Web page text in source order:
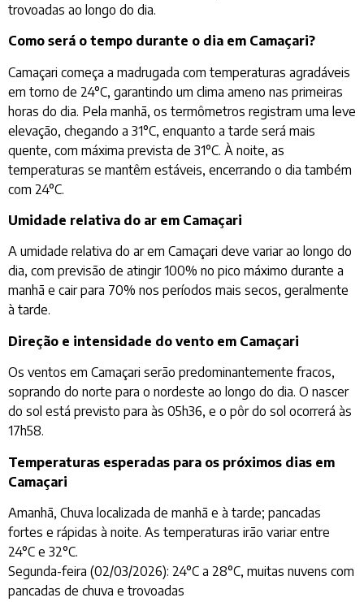
trovoadas ao longo do dia.
Como será o tempo durante o dia em Camaçari?
Camaçari começa a madrugada com temperaturas agradáveis
em torno de 24°C, garantindo um clima ameno nas primeiras
horas do dia. Pela manhã, os termômetros registram uma leve
elevação, chegando a 31°C, enquanto a tarde será mais
quente, com máxima prevista de 31°C. À noite, as
temperaturas se mantêm estáveis, encerrando o dia também
com 24°C.
Umidade relativa do ar em Camaçari
A umidade relativa do ar em Camaçari deve variar ao longo do
dia, com previsão de atingir 100% no pico máximo durante a
manhã e cair para 70% nos períodos mais secos, geralmente
à tarde.
Direção e intensidade do vento em Camaçari
Os ventos em Camaçari serão predominantemente fracos,
soprando do norte para o nordeste ao longo do dia. O nascer
do sol está previsto para às 05h36, e o pôr do sol ocorrerá às
17h58.
Temperaturas esperadas para os próximos dias em
Camaçari
Amanhã, Chuva localizada de manhã e à tarde; pancadas
fortes e rápidas à noite. As temperaturas irão variar entre
24°C e 32°C.
Segunda-feira (02/03/2026): 24°C a 28°C, muitas nuvens com
pancadas de chuva e trovoadas